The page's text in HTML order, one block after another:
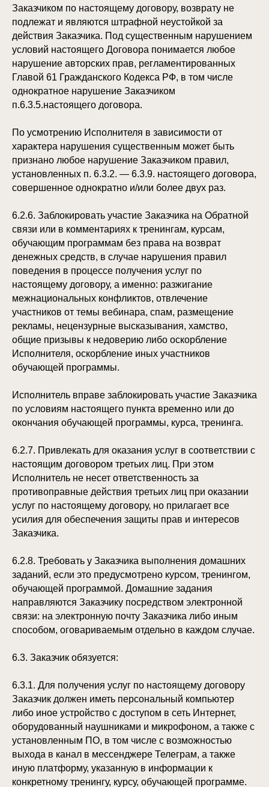
Заказчиком по настоящему договору, возврату не
подлежат и являются штрафной неустойкой за
действия Заказчика. Под существенным нарушением
условий настоящего Договора понимается любое
нарушение авторских прав, регламентированных
Главой 61 Гражданского Кодекса РФ, в том числе
однократное нарушение Заказчиком
п.6.3.5.настоящего договора.
По усмотрению Исполнителя в зависимости от
характера нарушения существенным может быть
признано любое нарушение Заказчиком правил,
установленных п. 6.3.2. — 6.3.9. настоящего договора,
совершенное однократно и/или более двух раз.
6.2.6. Заблокировать участие Заказчика на Обратной
связи или в комментариях к тренингам, курсам,
обучающим программам без права на возврат
денежных средств, в случае нарушения правил
поведения в процессе получения услуг по
настоящему договору, а именно: разжигание
межнациональных конфликтов, отвлечение
участников от темы вебинара, спам, размещение
рекламы, нецензурные высказывания, хамство,
общие призывы к недоверию либо оскорбление
Исполнителя, оскорбление иных участников
обучающей программы.
Исполнитель вправе заблокировать участие Заказчика
по условиям настоящего пункта временно или до
окончания обучающей программы, курса, тренинга.
6.2.7. Привлекать для оказания услуг в соответствии с
настоящим договором третьих лиц. При этом
Исполнитель не несет ответственность за
противоправные действия третьих лиц при оказании
услуг по настоящему договору, но прилагает все
усилия для обеспечения защиты прав и интересов
Заказчика.
6.2.8. Требовать у Заказчика выполнения домашних
заданий, если это предусмотрено курсом, тренингом,
обучающей программой. Домашние задания
направляются Заказчику посредством электронной
связи: на электронную почту Заказчика либо иным
способом, оговариваемым отдельно в каждом случае.
6.3. Заказчик обязуется:
6.3.1. Для получения услуг по настоящему договору
Заказчик должен иметь персональный компьютер
либо иное устройство с доступом в сеть Интернет,
оборудованный наушниками и микрофоном, а также с
установленным ПО, в том числе с возможностью
выхода в канал в мессенджере Телеграм, а также
иную платформу, указанную в информации к
конкретному тренингу, курсу, обучающей программе.